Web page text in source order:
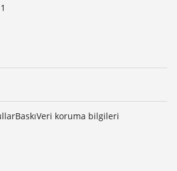
BaskıVeri koruma bilgileri